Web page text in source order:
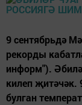
9 сентябрьдә
рекорды
информ").
килеп җитәчәк.
булган